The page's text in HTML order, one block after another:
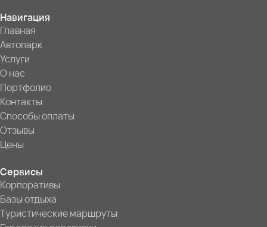
Навигация
Главная
Автопарк
Услуги
О нас
Портфолио
Контакты
Способы оплаты
Отзывы
Цены
Сервисы
Корпоративы
Базы отдыха
Туристические маршруты